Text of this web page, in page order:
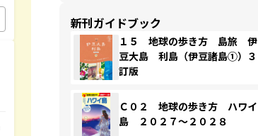
新刊ガイドブック
１５ 地球の歩き方 島旅 伊
豆大島 利島（伊豆諸島①）３
訂版
Ｃ０２ 地球の歩き方 ハワイ
島 ２０２７～２０２８